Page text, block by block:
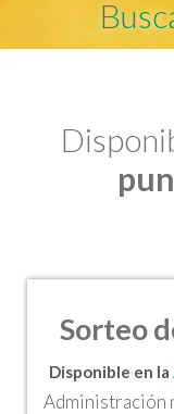
Sorteo
Disponible en la
Administración